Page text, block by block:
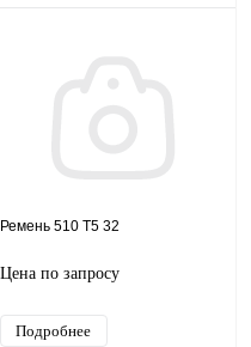
Ремень 510 T5 32
Цена по запросу
Подробнее